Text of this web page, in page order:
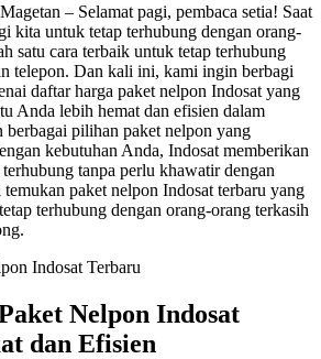
– Selamat pagi, pembaca setia! Saat
kita untuk tetap terhubung dengan orang-
satu cara terbaik untuk tetap terhubung
telepon. Dan kali ini, kami ingin berbagi
daftar harga paket nelpon Indosat yang
Anda lebih hemat dan efisien dalam
pilihan paket nelpon yang
kebutuhan Anda, Indosat memberikan
tanpa perlu khawatir dengan
paket nelpon Indosat terbaru yang
terhubung dengan orang-orang terkasih
Indosat Terbaru
Nelpon Indosat
dan Efisien